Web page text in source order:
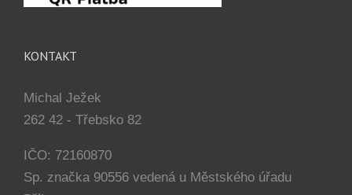
KONTAKT
Michal Ježek
262 42 - Třebsko 82
IČO: 72160870
Sp. značka 90556 vedená u Městského úřadu